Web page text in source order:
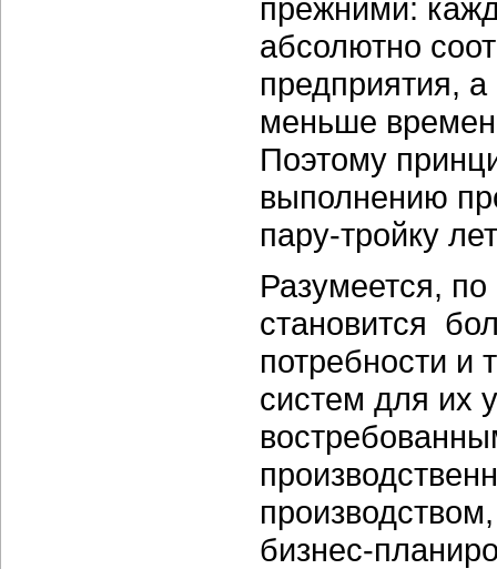
прежними:
абсолютно
предприятия,
меньше
Поэтому
выполнению
пару-тройку
Разумеется,
становится
потребности и
систем для их
бизнес-